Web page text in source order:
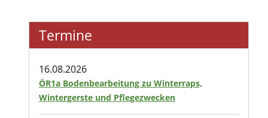
Termine
16.08.2026
ÖR1a Bodenbearbeitung zu Winterraps,
Wintergerste und Pflegezwecken